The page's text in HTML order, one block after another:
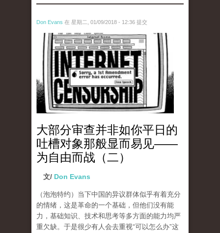
Don Evans 在 星期二, 01/09/2018 - 12:36 提交
wechatimg866.jpeg
大部分审查并非如你平日的
吐槽对象那般显而易见——
为自由而战（二）
文/ Don Evans
（泡泡特约） 当下中国的异议群体似乎有着充分
的情绪，这是革命的一个基础，但他们没有能
力，基础知识、技术和思考等多方面的能力均严
重欠缺。于是很少有人会去重视“可以怎么办”这